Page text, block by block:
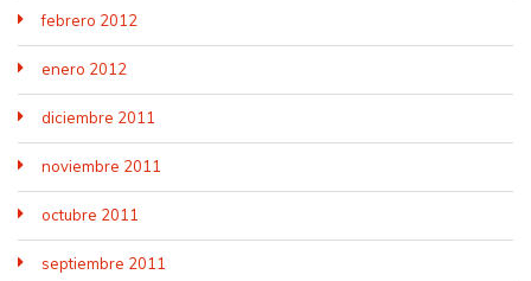
febrero 2012
enero 2012
diciembre 2011
noviembre 2011
octubre 2011
septiembre 2011